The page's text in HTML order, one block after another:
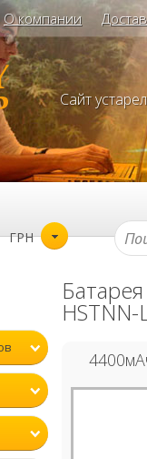
О компании
Сайт
ГРН